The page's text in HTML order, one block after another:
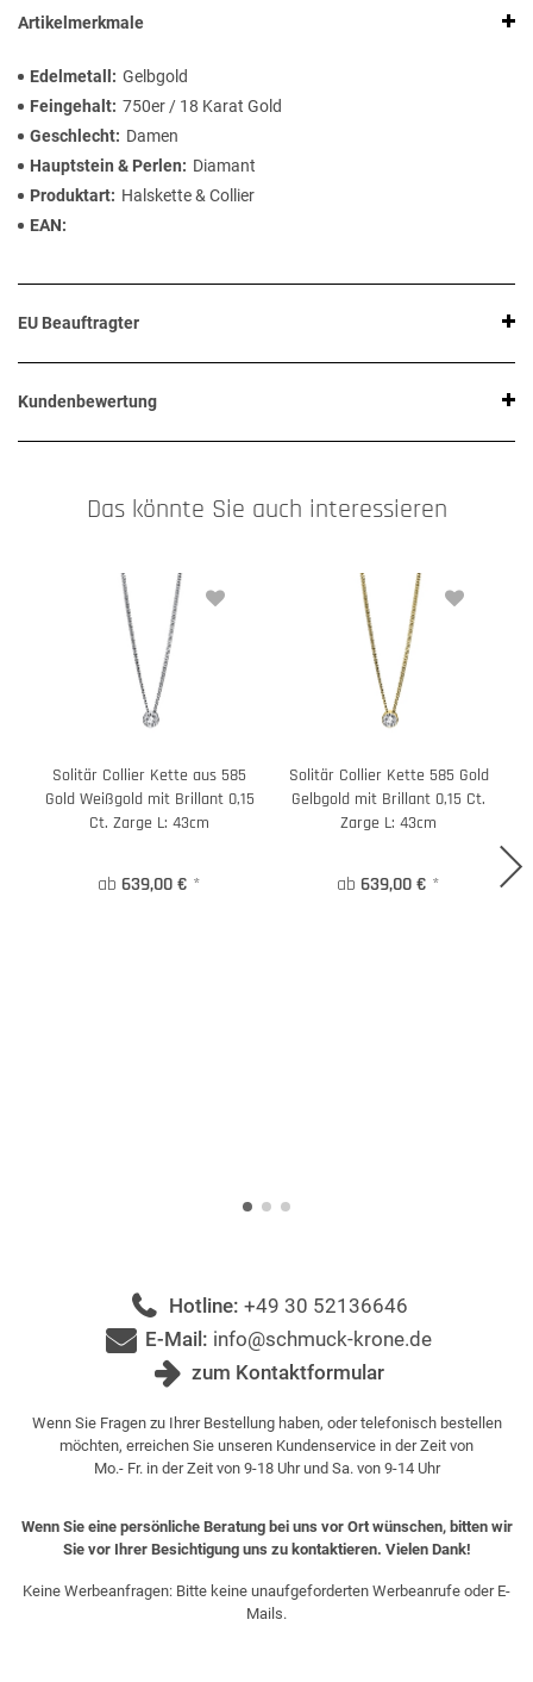
Artikelmerkmale
Edelmetall
Gelbgold
Feingehalt 750er / 18 Karat Gold
Geschlecht
Damen
Hauptstein & Perlen
Diamant
Produktart
Halskette & Collier
EAN
EU Beauftragter
Kundenbewertung
Das könnte Sie auch interessieren
Solitär Collier Kette aus 585
Gold Weißgold mit Brillant 0,15
Ct. Zarge L: 43cm
ab 639,00 € *
Solitär Collier Kette 585 Gold
Gelbgold mit Brillant 0,15 Ct.
Zarge L: 43cm
ab 639,00 € *
Hotline: +49 30 52136646
E-Mail: info@schmuck-krone.de
zum Kontaktformular
Wenn Sie Fragen zu Ihrer Bestellung haben, oder telefonisch bestellen
möchten, erreichen Sie unseren Kundenservice in der Zeit von
Mo.- Fr. in der Zeit von 9-18 Uhr und Sa. von 9-14 Uhr
Wenn Sie eine persönliche Beratung bei uns vor Ort wünschen, bitten wir
Sie vor Ihrer Besichtigung uns zu kontaktieren. Vielen Dank!
Keine Werbeanfragen: Bitte keine unaufgeforderten Werbeanrufe oder E-
Mails.